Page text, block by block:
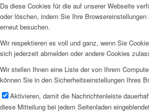
Da diese Cookies für die auf unserer Webseite
oder löschen, indem Sie Ihre
erneut besuchen.
Wir respektieren es voll und ganz, wenn Sie
sich jederzeit abmelden oder andere Cookies
Wir stellen Ihnen eine Liste der von Ihrem
können Sie in den Sicherheitseinstellungen Ihres
Aktivieren, damit die Nachrichtenleiste
diese Mitteilung bei jedem Seitenladen